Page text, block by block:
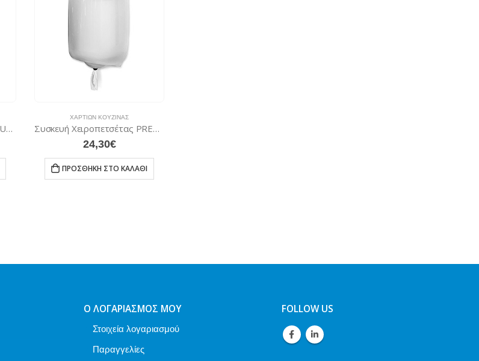
Βάση Βιομηχανικού ρολού JUMBO (τοίχου) ΣΧ22
ΧΑΡΤΙΏΝ ΚΟΥΖΊΝΑΣ
Συσκευή Χειροπετσέτας PRECUT (λευκή )
24,30€
ΠΡΟΣΘΉΚΗ ΣΤΟ ΚΑΛΆΘΙ
Ο ΛΟΓΑΡΙΑΣΜΌΣ ΜΟΥ
Στοιχεία λογαριασμού
Παραγγελίες
FOLLOW US